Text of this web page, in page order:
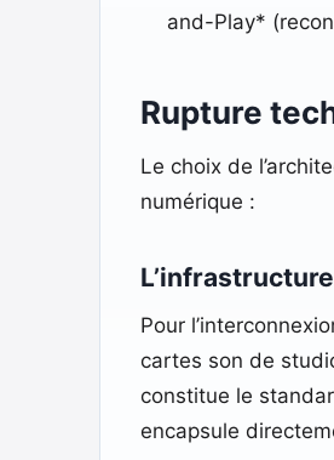
and-Play*
Rupture
Le choix de
numérique :
Pour
cartes son de
constitue le
encapsule